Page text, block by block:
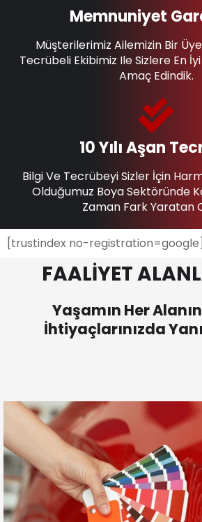
10 Yılı Aşan
Bilgi Ve Tecrübeyi Sizler İçin
Olduğumuz Boya Sektöründe
Zaman Fark Yaratan
Memnuniyet
Müşterilerimiz Ailemizin Bir
Tecrübeli Ekibimiz Ile Sizlere En
Amaç Edindik.
[trustindex no-registration=google]
FAALİYET
Yaşamın Her
İhtiyaçlarınızda